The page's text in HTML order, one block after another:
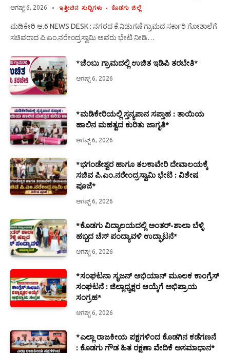
ಆಗಷ್ಟ್ 6, 2026 ಇತ್ತೀಚಿನ ಸುದ್ದಿಗಳು ಕೊಡಗು ಜಿಲ್ಲೆ
ಮಡಿಕೇರಿ ಆ.6 NEWS DESK : ನಗರದ ಕೆ.ನಿಡುಗಣೆ ಗ್ರಾಮದ ಸರ್ಕಾರಿ ಗೋಶಾಲೆಗೆ
ಸಚಿವರಾದ ಪಿ.ಎಂ.ನರೇಂದ್ರಸ್ವಾಮಿ ಅವರು ಭೇಟಿ ನೀಡಿ…
*ಚೆಂಬು ಗ್ರಾಮದಲ್ಲಿ ಉಚಿತ ಇಡಿಪಿ ತರಬೇತಿ*
ಆಗಷ್ಟ್ 6, 2026
*ಮಡಿಕೇರಿಯಲ್ಲಿ ಸ್ತನ್ಯಪಾನ ಸಪ್ತಾಹ : ತಾಯಿಯ
ಹಾಲಿನ ಮಹತ್ವದ ಕುರಿತು ಜಾಗೃತಿ*
ಆಗಷ್ಟ್ 6, 2026
*ಭಗಂಡೇಶ್ವರ ಹಾಗೂ ತಲಕಾವೇರಿ ದೇವಾಲಯಕ್ಕೆ
ಸಚಿವ ಪಿ.ಎಂ.ನರೇಂದ್ರಸ್ವಾಮಿ ಭೇಟಿ : ವಿಶೇಷ
ಪೂಜೆ*
ಆಗಷ್ಟ್ 6, 2026
*ಕೊಡಗು ವಿದ್ಯಾಲಯದಲ್ಲಿ ಅಂತರ್-ಶಾಲಾ ಬೆಳ್ಳಿ
ಹಬ್ಬದ ಚೆಸ್ ಪಂದ್ಯಾವಳಿ ಉದ್ಘಾಟನೆ*
ಆಗಷ್ಟ್ 6, 2026
*ಸಂಘಟನಾ ಸೃಜನ್ ಅಭಿಯಾನ್ ಮೂಲಕ ಕಾಂಗ್ರೆಸ್
ಸಂಘಟನೆ : ಜಿಲ್ಲಾಧ್ಯಕ್ಷರ ಆಯ್ಕೆಗೆ ಅಭಿಪ್ರಾಯ
ಸಂಗ್ರಹ*
ಆಗಷ್ಟ್ 6, 2026
*ಎಲ್ಲಾ ರಾಜಕೀಯ ಪಕ್ಷಗಳಿಂದ ಕೊಡಗಿನ ಕಡೆಗಣನೆ
: ಕೊಡಗು ಗೌಡ ಹಿತ ರಕ್ಷಣಾ ವೇದಿಕೆ ಅಸಮಾಧಾನ*